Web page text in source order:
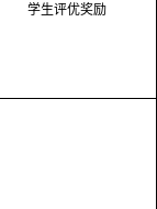
学生评优奖励